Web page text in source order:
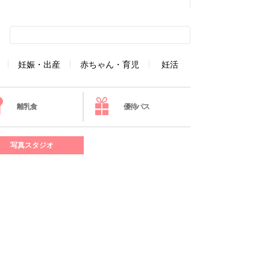
妊娠・出産 赤ちゃん・育児 妊活
離乳食 優待パス
写真スタジオ